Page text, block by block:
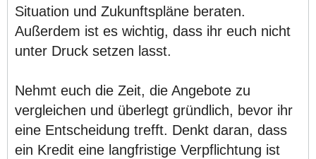
Situation und Zukunftspläne beraten.
Außerdem ist es wichtig, dass ihr euch nicht
unter Druck setzen lasst.
Nehmt euch die Zeit, die Angebote zu
vergleichen und überlegt gründlich, bevor ihr
eine Entscheidung trefft. Denkt daran, dass
ein Kredit eine langfristige Verpflichtung ist